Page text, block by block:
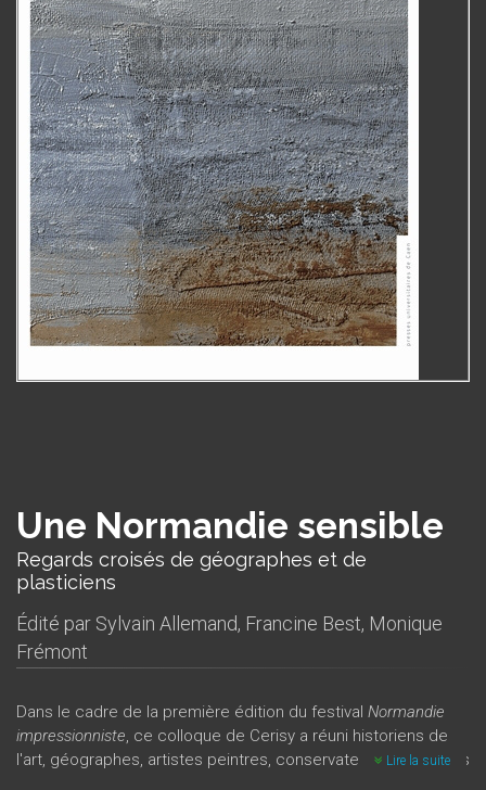
Une Normandie sensible
Regards croisés de géographes et de
plasticiens
Édité par Sylvain Allemand, Francine Best, Monique
Frémont
Dans le cadre de la première édition du festival Normandie
impressionniste, ce colloque de Cerisy a réuni historiens de
l'art, géographes, artistes peintres, conservateurs de musées
Lire la suite